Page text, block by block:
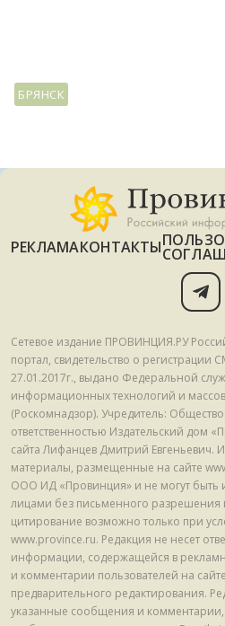
БРЯНСК
РЕКЛАМАКОНТАКТЫ
Сетевое издание ПРОВИНЦИЯ.РУ
портал, свидетельство о
27.01.2017г., выдано Федеральной
информационных технологий и
(Роскомнадзор). Учредитель:
ответственностью Издательский дом
сайта Лифанцев Дмитрий Евгеньевич.
материалы, размещенные на сайте
ООО ИД «Провинция» и не могут быть
лицами без письменного разрешения
цитирование возможно только при
www.province.ru. Редакция не несет
информации, содержащейся в
и комментарии пользователей на
предварительного редактирования.
указанные сообщения и